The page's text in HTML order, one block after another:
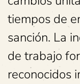
tiempos de
sanción. La
de trabajo
reconocidos